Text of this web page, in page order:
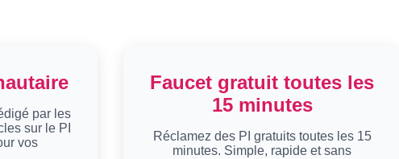
par les
sur le PI
vos
Faucet gratuit toutes les
15 minutes
Réclamez des PI gratuits toutes les 15
minutes. Simple, rapide et sans